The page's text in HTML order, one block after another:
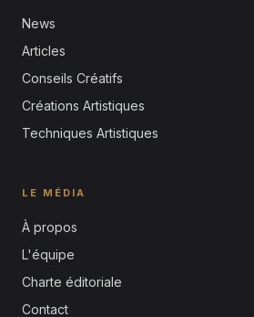
News
Articles
Conseils Créatifs
Créations Artistiques
Techniques Artistiques
LE MÉDIA
À propos
L'équipe
Charte éditoriale
Contact